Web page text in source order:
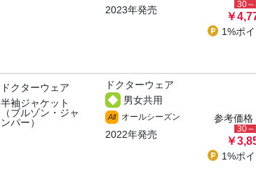
2023年発売 30
￥
1%ポ
ドクターウェア
半袖ジャケット
（ブルゾン・ジャ
ンパー）
ドクターウェア
男女共用
All オールシーズン
2022年発売
参考価格
30
￥
1%ポ